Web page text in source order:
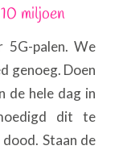
miljoen
palen. We
genoeg. Doen
de hele dag in
dit te
Staan de